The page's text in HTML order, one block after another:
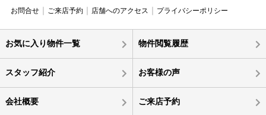
お問合せ ご来店予約 店舗へのアクセス プライバシーポリシー
お気に入り物件一覧 物件閲覧履歴
スタッフ紹介 お客様の声
会社概要 ご来店予約